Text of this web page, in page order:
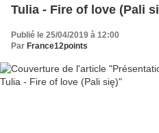
Tulia - Fire of love (Pali
Publié le 25/04/2019 à 12:00
Par France12points